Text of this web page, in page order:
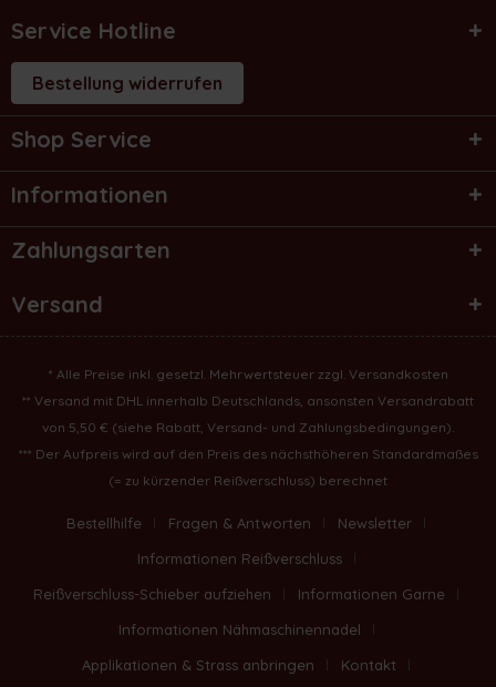
Service Hotline
Bestellung widerrufen
Shop Service
Informationen
Zahlungsarten
Versand
* Alle Preise inkl. gesetzl. Mehrwertsteuer zzgl. Versandkosten
** Versand mit DHL innerhalb Deutschlands, ansonsten Versandrabatt
von 5,50 € (siehe Rabatt, Versand- und Zahlungsbedingungen).
*** Der Aufpreis wird auf den Preis des nächsthöheren Standardmaßes
(= zu kürzender Reißverschluss) berechnet
Bestellhilfe Fragen & Antworten
Newsletter
Informationen Reißverschluss
Reißverschluss-Schieber aufziehen
Informationen Garne
Informationen Nähmaschinennadel
Applikationen & Strass anbringen
Kontakt